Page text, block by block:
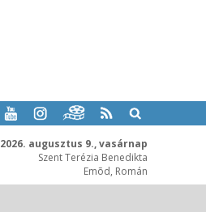
2026. augusztus 9., vasárnap
Szent Terézia Benedikta
Emõd, Román